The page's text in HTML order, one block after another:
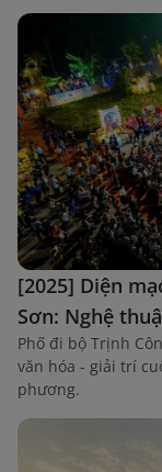
[2025] Diện
Sơn: Nghệ
Phố đi bộ Trịnh
văn hóa - giải trí
phương.